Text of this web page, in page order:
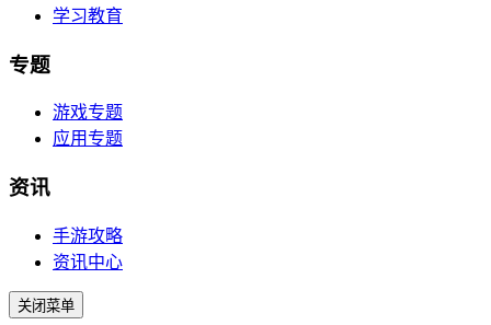
学习教育
专题
游戏专题
应用专题
资讯
手游攻略
资讯中心
关闭菜单